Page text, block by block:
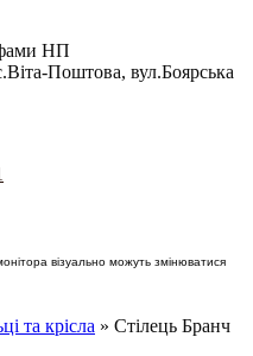
НП
Поштова, вул.Боярська
візуально можуть змінюватися
та крісла » Стілець Бранч